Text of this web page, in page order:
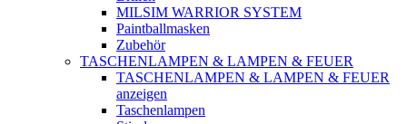
MILSIM WARRIOR SYSTEM
Paintballmasken
Zubehör
TASCHENLAMPEN & LAMPEN & FEUER
TASCHENLAMPEN & LAMPEN & FEUER
anzeigen
Taschenlampen